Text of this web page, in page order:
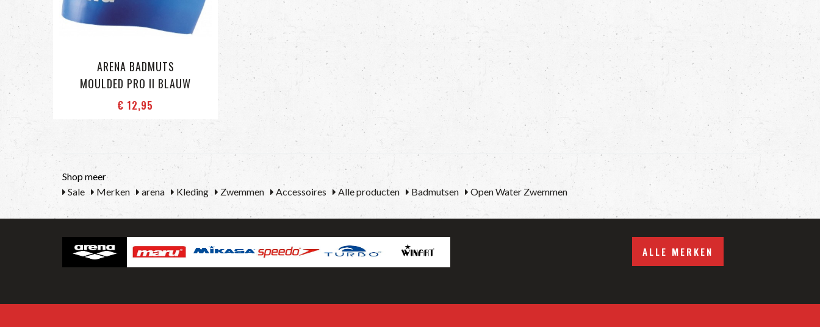
ARENA BADMUTS
MOULDED PRO II BLAUW
€ 12,95
Shop meer
Sale
Merken arena Kleding Zwemmen Accessoires Alle producten Badmutsen Open Water Zwemmen
ALLE MERKEN